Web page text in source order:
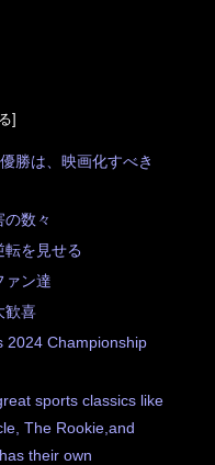
勝は、映画化すべき
数々
転を見せる
ァン達
歓喜
2024 Championship
sports classics like
The Rookie,and
their own